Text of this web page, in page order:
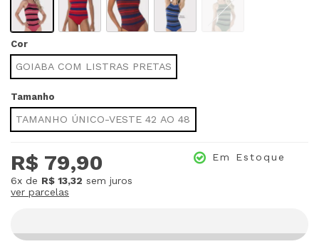
Cor
GOIABA COM LISTRAS PRETAS
Tamanho
TAMANHO ÚNICO-VESTE 42 AO 48
R$ 79,90
6x de R$ 13,32 sem juros
ver parcelas
Em Estoque